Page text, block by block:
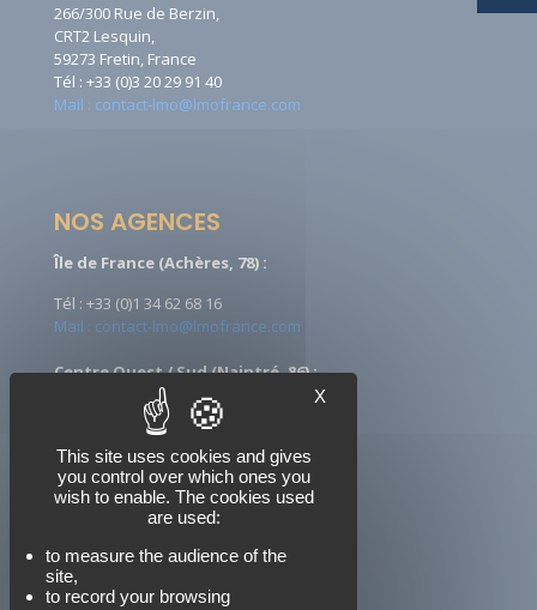
266/300 Rue de Berzin,
CRT2 Lesquin,
59273 Fretin, France
Tél : +33 (0)3 20 29 91 40
Mail : contact-lmo@lmofrance.com
NOS AGENCES
Île de France (Achères, 78) :
Tél : +33 (0)1 34 62 68 16
Mail : contact-lmo@lmofrance.com
Centre Ouest / Sud (Naintré, 86) :
Tél : +33 (0)5 49 90 08 09
Mail : ccontact-lmo@lmofrance.com
NOUS SUIVRE
X
This site uses cookies and gives
you control over which ones you
wish to enable. The cookies used
are used:
to measure the audience of the
site,
to record your browsing